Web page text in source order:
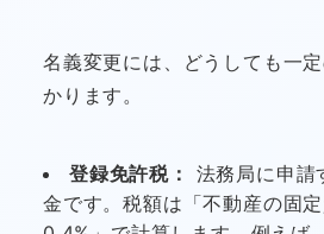
名義変更には、どうしても一
かります。
登録免許税：
法務局に申請
金です。税額は「不動産の固